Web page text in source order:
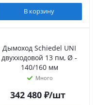
В корзину
Дымоход Schiedel UNI
двухходовой 13 пм, Ø -
140/160 мм
Много
342 480₽/шт